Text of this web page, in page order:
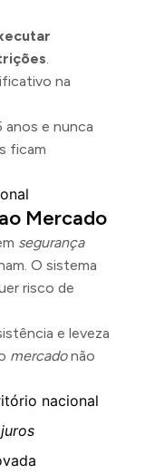
.
na
anos e nunca
ficam
Mercado
segurança
O sistema
risco de
e leveza
mercadonão
nacional
juros